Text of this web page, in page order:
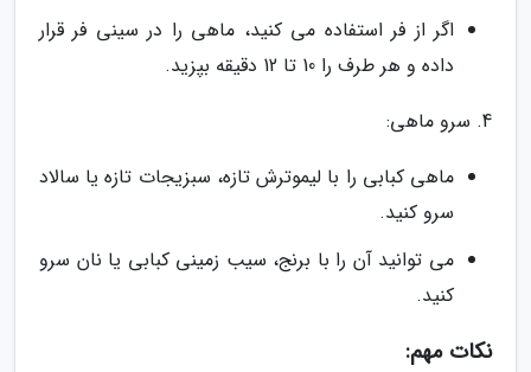
اگر از فر استفاده می کنید، ماهی را در سینی فر قرار
داده و هر طرف را 10 تا 12 دقیقه بپزید.
4. سرو ماهی:
ماهی کبابی را با لیموترش تازه، سبزیجات تازه یا سالاد
سرو کنید.
می توانید آن را با برنج، سیب زمینی کبابی یا نان سرو
کنید.
نکات مهم: